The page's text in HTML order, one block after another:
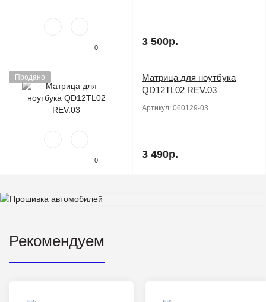
0 3 500р.
Продано
0
Матрица для ноутбука
QD12TL02 REV.03
Артикул: 060129-03
3 490р.
Рекомендуем